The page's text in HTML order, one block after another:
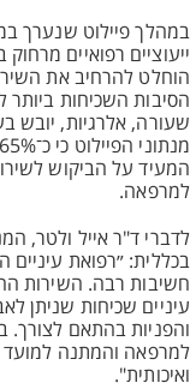
ייעוציים רפואיים
הוחלט להרחיב את
הסיבות השכיחות ביותר
שעורה, אלרגיות, יובש
המעיד על הביקוש
למרפאה.
לדברי ד"ר אייל ולטר,
בכללית: ״רפואת עיניים
חשיבות רבה. השירות
עיניים שכיחות שניתן
והפניות בהתאם לצורך.
למרפאה והמתנה למועד
ואיכותית".